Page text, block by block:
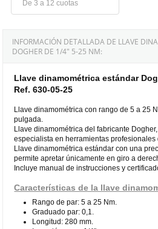
De 3 a 12 cuotas
INFORMACIÓN DETALLADA DE LLAVE
DOGHER DE 1/4" 5-25 NM:
Llave dinamométrica estándar
Ref. 630-05-25
Llave dinamométrica con rango de 5 a 25
pulgada.
Llave dinamométrica del fabricante
especialista en herramientas profesionales
Llave dinamométrica estándar con una
permite apretar únicamente en giro a
Incluye manual de instrucciones y
Características de la llave
Rango de par: 5 a 25 Nm.
Graduado par: 0,1.
Longitud: 280 mm.